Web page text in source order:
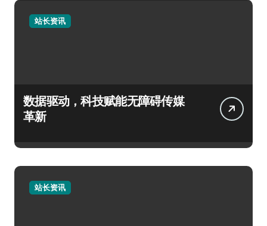
站长资讯
数据驱动，科技赋能无障碍传媒
革新
站长资讯